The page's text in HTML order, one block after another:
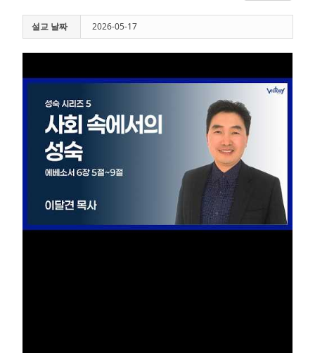
설교 날짜 2026-05-17